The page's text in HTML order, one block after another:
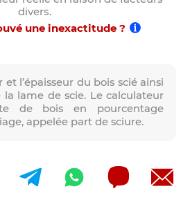
et l’épaisseur du bois scié ainsi
la lame de scie. Le calculateur
de bois en pourcentage
appelée part de sciure.
divers.
une inexactitude ?